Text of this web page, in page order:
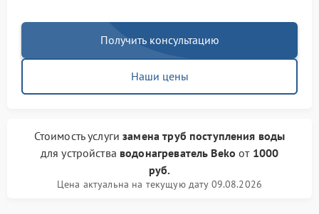
Получить консультацию
Наши цены
Стоимость услугизамена труб поступления воды
для устройства водонагреватель Beko от 1000
руб.
Цена актуальна на текущую дату 09.08.2026